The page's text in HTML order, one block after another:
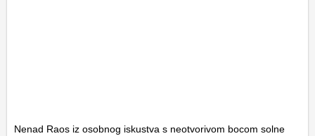
Nenad Raos iz osobnog iskustva s neotvorivom bocom solne